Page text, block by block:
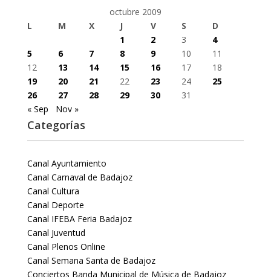
octubre 2009
L
M X J V S
D
1
2 3
4
5
6 7 8 9 10
11
12
13 14 15 16 17
18
19
20 21 22 23 24
25
26
27 28 29 30
31
« Sep
Nov »
Categorías
Canal Ayuntamiento
Canal Carnaval de Badajoz
Canal Cultura
Canal Deporte
Canal IFEBA Feria Badajoz
Canal Juventud
Canal Plenos Online
Canal Semana Santa de Badajoz
Conciertos Banda Municipal de Música de Badajoz